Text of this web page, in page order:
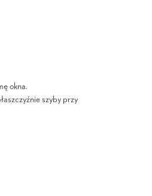
okna.
szyby przy